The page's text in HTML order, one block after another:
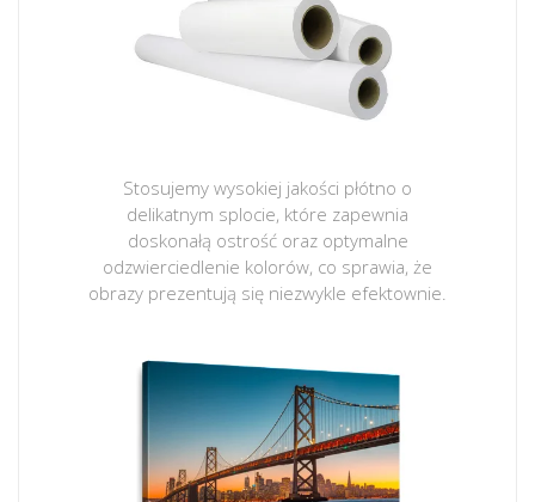
Stosujemy wysokiej jakości płótno o
delikatnym splocie, które zapewnia
doskonałą ostrość oraz optymalne
odzwierciedlenie kolorów, co sprawia, że
obrazy prezentują się niezwykle efektownie.